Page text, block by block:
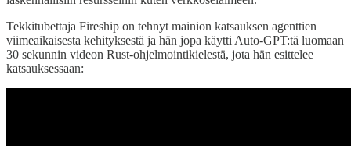
Tekkitubettaja Fireship on tehnyt mainion katsauksen agenttien
viimeaikaisesta kehityksestä ja hän jopa käytti Auto-GPT:tä luomaan
30 sekunnin videon Rust-ohjelmointikielestä, jota hän esittelee
katsauksessaan: